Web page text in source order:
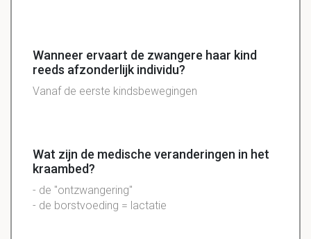
Wanneer ervaart de zwangere haar kind
reeds afzonderlijk individu?
Vanaf de eerste kindsbewegingen
Wat zijn de medische veranderingen in het
kraambed?
- de "ontzwangering"
- de borstvoeding = lactatie